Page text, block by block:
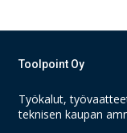
Toolpoint Oy
Työkalut,
teknisen kaupan